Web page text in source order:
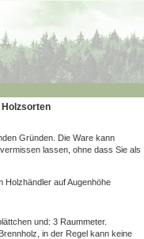
Holzsorten
Gründen. Die Ware kann
lassen, ohne dass Sie als
Holzhändler auf Augenhöhe
und: 3 Raummeter.
in der Regel kann keine